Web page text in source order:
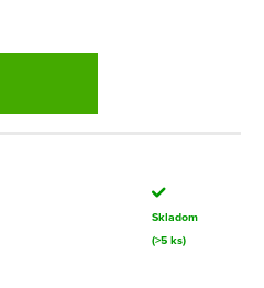
Skladom
(>5 ks)